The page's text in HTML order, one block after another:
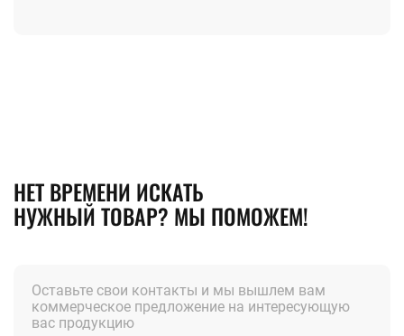
НЕТ ВРЕМЕНИ ИСКАТЬ
НУЖНЫЙ ТОВАР? МЫ ПОМОЖЕМ!
Оставьте свои контакты и мы вышлем вам
коммерческое предложение на интересующую
вас продукцию